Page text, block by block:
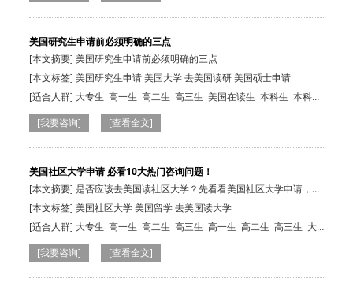
美国研究生申请前必须明确的三点
[本文摘要] 美国研究生申请前必须明确的三点
[本文标签] 美国研究生申请 美国大学 去美国读研 美国硕士申请
[适合人群] 大专生 高一生 高二生 高三生 美国在读生 本科生 本科
生 高一生 高二生 高三生 大专生
[我要咨询] [查看全文]
美国社区大学申请 必看10大热门咨询问题！
[本文摘要] 是否应该去美国读社区大学？先看看美国社区大学申请，必
看10大热点…
[本文标签] 美国社区大学 美国留学 去美国读大学
[适合人群] 大专生 高一生 高二生 高三生 高一生 高二生 高三生 大
专生
[我要咨询] [查看全文]